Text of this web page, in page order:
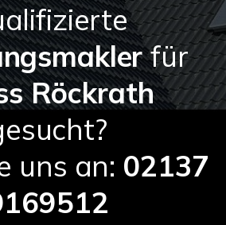
für
Röckrath
uns an: 02137